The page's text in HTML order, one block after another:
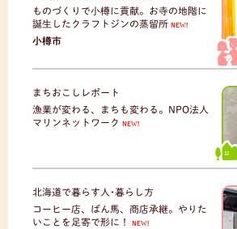
ものづくりで小樽に貢献。お寺の地階に
誕生したクラフトジンの蒸留所 NEW!
小樽市
まちおこしレポート
漁業が変わる、まちも変わる。NPO法人
マリンネットワーク
NEW!
北海道で暮らす人･暮らし方
コーヒー店、ばん馬、商店承継。やりた
いことを足寄で形に！
NEW!